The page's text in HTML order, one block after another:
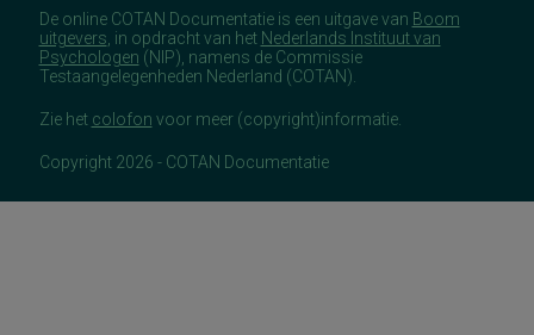
De online COTAN Documentatie is een uitgave van Boom
uitgevers , in opdracht van het Nederlands Instituut van
Psychologen (NIP), namens de Commissie
Testaangelegenheden Nederland (COTAN).
Zie het colofon voor meer (copyright)informatie.
Copyright 2026 - COTAN Documentatie